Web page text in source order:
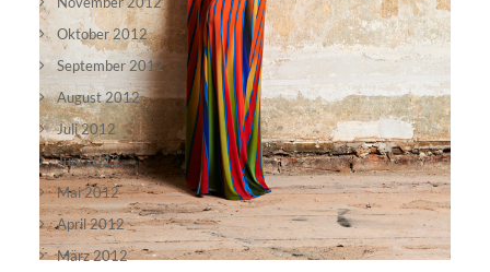
Oktober 2012
September 2012
August 2012
Juli 2012
Juni 2012
Mai 2012
April 2012
März 2012